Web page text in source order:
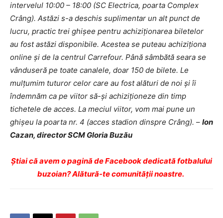
intervelul 10:00 – 18:00 (SC Electrica, poarta Complex
Crâng). Astăzi s-a deschis suplimentar un alt punct de
lucru, practic trei ghișee pentru achiziționarea biletelor
au fost astăzi disponibile. Acestea se puteau achiziționa
online și de la centrul Carrefour. Până sâmbătă seara se
vânduseră pe toate canalele, doar 150 de bilete. Le
mulțumim tuturor celor care au fost alături de noi și îi
îndemnăm ca pe viitor să-și achiziționeze din timp
tichetele de acces. La meciul viitor, vom mai pune un
ghișeu la poarta nr. 4 (acces stadion dinspre Crâng). – Ion
Cazan, director SCM Gloria Buzău
Ştiai că avem o pagină de Facebook dedicată fotbalului
buzoian? Alătură-te comunității noastre.